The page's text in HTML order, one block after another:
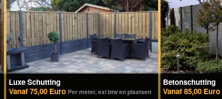
Luxe Schutting
Vanaf 75,00 Euro Per meter, exl btw en plaatsen
Betonschutting
Vanaf 85,00 Euro